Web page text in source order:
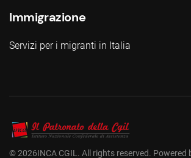
Immigrazione
Servizi per i migranti in Italia
©2026INCA CGIL. All rights reserved. Powered